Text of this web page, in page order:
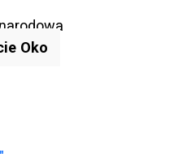
Oko
idei równości i
szereg
przedstawia
pełni ogólną rolę
znajdują się szerokie
kultura, turystyka
osób z